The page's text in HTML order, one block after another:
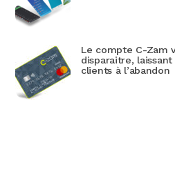
Le compte C-Zam
disparaitre, laissant
clients à l’abandon